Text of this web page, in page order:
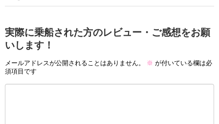
実際に乗船された方のレビュー・ご感想をお願
いします！
メールアドレスが公開されることはありません。 ※ が付いている欄は必
須項目です